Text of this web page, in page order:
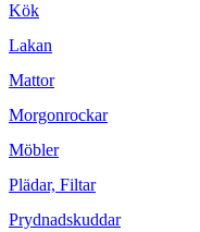
Kök
Lakan
Mattor
Morgonrockar
Möbler
Plädar, Filtar
Prydnadskuddar